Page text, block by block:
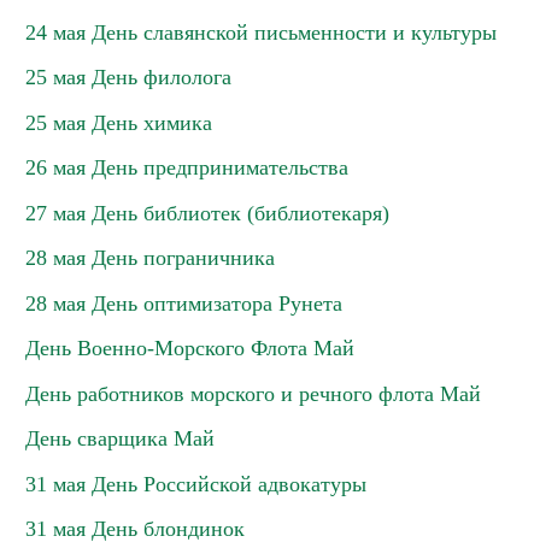
24 мая День славянской письменности и культуры
25 мая День филолога
25 мая День химика
26 мая День предпринимательства
27 мая День библиотек (библиотекаря)
28 мая День пограничника
28 мая День оптимизатора Рунета
День Военно-Морского Флота Май
День работников морского и речного флота Май
День сварщика Май
31 мая День Российской адвокатуры
31 мая День блондинок